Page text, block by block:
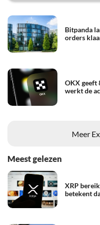
Bitpanda
orders
OKX geeft
werkt de
Meer
Meest gelezen
XRP
betekent